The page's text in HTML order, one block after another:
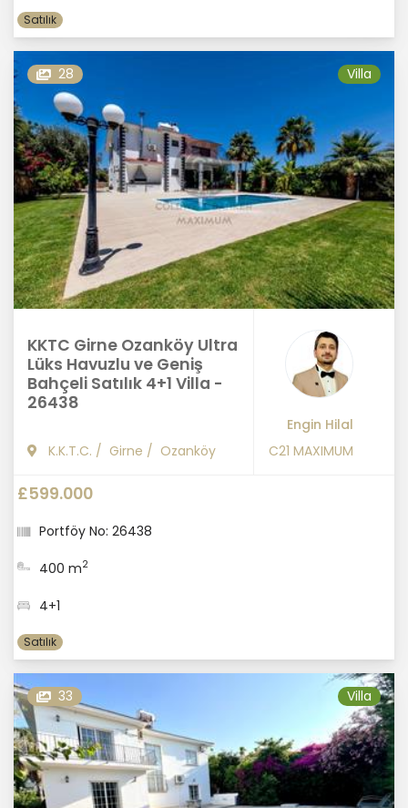
Satılık
28 Villa
KKTC Girne Ozanköy Ultra
Lüks Havuzlu ve Geniş
Bahçeli Satılık 4+1 Villa -
26438
K.K.T.C. / Girne / Ozanköy
Engin Hilal
C21 MAXIMUM
£599.000
Portföy No: 26438
400 m2
4+1
Satılık
33 Villa